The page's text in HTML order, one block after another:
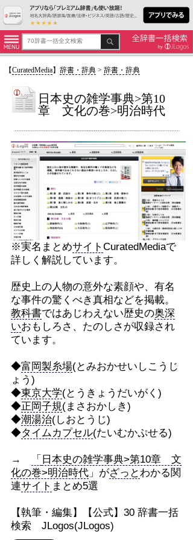
【CuratedMedia】 辞書・辞典> 辞書・辞典
日本史の雑学事典>第10
章 文化の巻>明治時代
※実名まとめサイト CuratedMediaで
詳しく解説しています。
歴史上の人物の意外な素顔や、有名
な事件の驚くべき真相などを掲載。
教科書ではあじわえない歴史の奥深
いおもしろさ、たのしさが収録され
ています。
◆富岡製糸場(とみおかせいしこうじ
ょう)
◆東京大学(とうきょうだいがく)
◆正岡子規(まさおかしき)
◆潮湯治(しおとうじ)
◆タイムカプセル(たいむかぷせる)
→ 「 日本史の雑学事典>第10章 文
化の巻>明治時代」がざっと わかる関
連サイト まとめ5選
【執筆・編集】【公式】30 辞書一括
検索 JLogos(JLogos)